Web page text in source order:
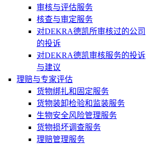
审核与评估服务
核查与审定服务
对DEKRA德凯所审核过的公司
的投诉
对DEKRA德凯审核服务的投诉
与建议
理赔与专家评估
货物绑扎和固定服务
货物装卸检验和监装服务
生物安全风险管理服务
货物损坏调查服务
理赔管理服务